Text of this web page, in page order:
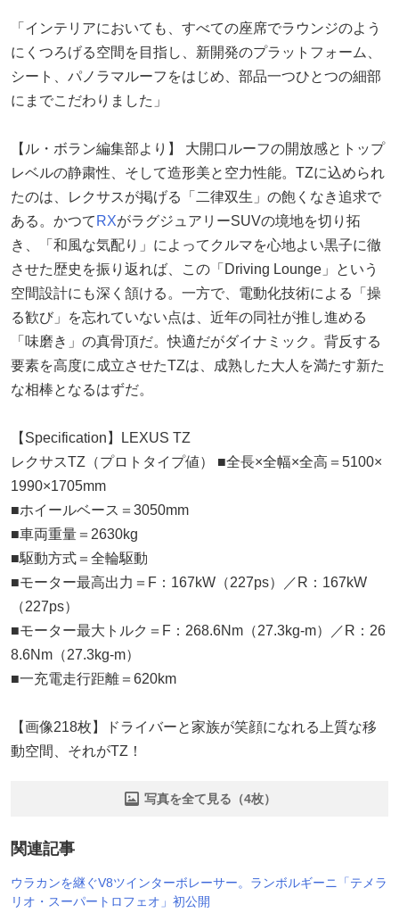
「インテリアにおいても、すべての座席でラウンジのよう
にくつろげる空間を目指し、新開発のプラットフォーム、
シート、パノラマルーフをはじめ、部品一つひとつの細部
にまでこだわりました」
【ル・ボラン編集部より】 大開口ルーフの開放感とトップ
レベルの静粛性、そして造形美と空力性能。TZに込められ
たのは、レクサスが掲げる「二律双生」の飽くなき追求で
ある。かつて RXがラグジュアリーSUVの境地を切り拓
き、「和風な気配り」によってクルマを心地よい黒子に徹
させた歴史を振り返れば、この「Driving Lounge」という
空間設計にも深く頷ける。一方で、電動化技術による「操
る歓び」を忘れていない点は、近年の同社が推し進める
「味磨き」の真骨頂だ。快適だがダイナミック。背反する
要素を高度に成立させたTZは、成熟した大人を満たす新た
な相棒となるはずだ。
【Specification】LEXUS TZ
レクサスTZ（プロトタイプ値） ■全長×全幅×全高＝5100×
1990×1705mm
■ホイールベース＝3050mm
■車両重量＝2630kg
■駆動方式＝全輪駆動
■モーター最高出力＝F：167kW（227ps）／R：167kW
（227ps）
■モーター最大トルク＝F：268.6Nm（27.3kg-m）／R：26
8.6Nm（27.3kg-m）
■一充電走行距離＝620km
【画像218枚】ドライバーと家族が笑顔になれる上質な移
動空間、それがTZ！
写真を全て見る（4枚）
関連記事
ウラカンを継ぐV8ツインターボレーサー。ランボルギーニ「テメラ
リオ・スーパートロフェオ」初公開